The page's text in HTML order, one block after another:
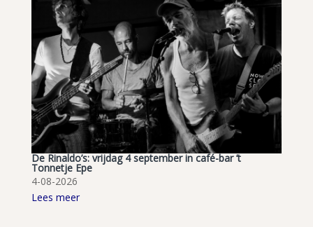
De Rinaldo’s: vrijdag 4 september in café-bar ’t
Tonnetje Epe
4-08-2026
Lees meer